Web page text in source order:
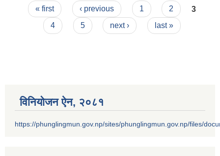
ठेक्का आव्हान गरेको सूचना !
Pages
« first ‹ previous 1 2
3
4
5 next › last »
विनियोजन ऐन‚ २०८१
https://phunglingmun.gov.np/sites/phunglingmun.gov.np/files/